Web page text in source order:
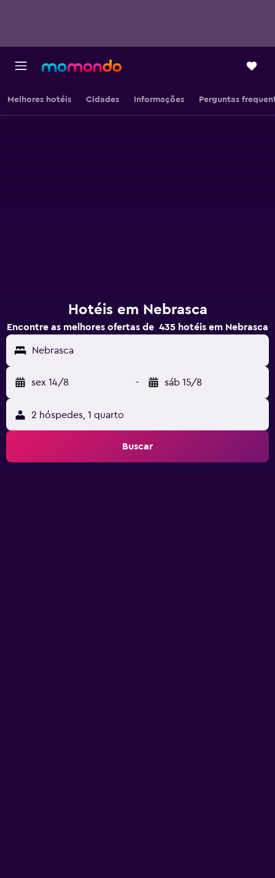
Melhores hotéis Cidades Informações Perguntas
Hotéis em Nebrasca
Encontre as melhores ofertas de 435 hotéis em Nebrasca
Nebrasca
sex 14/8 - sáb 15/8
2 hóspedes, 1 quarto
Buscar